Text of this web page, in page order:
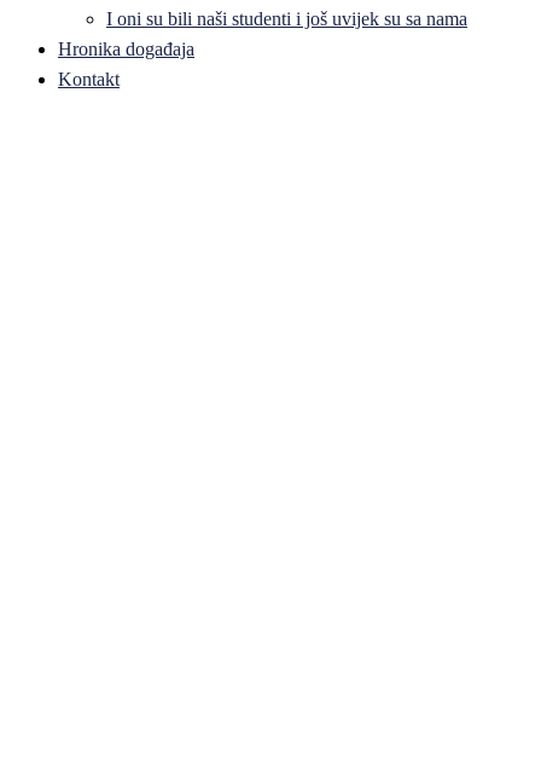
I oni su bili naši studenti i još uvijek su sa nama
Hronika događaja
Kontakt